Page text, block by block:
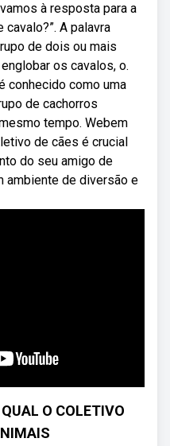
à resposta para a
A palavra
de dois ou mais
os cavalos, o.
conhecido como uma
de cachorros
tempo. Webem
de cães é crucial
do seu amigo de
ambiente de diversão e
O COLETIVO